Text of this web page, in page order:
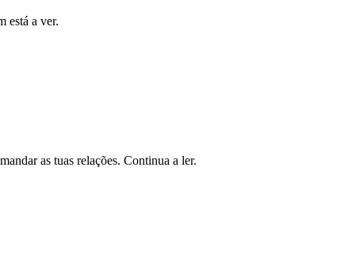
está a ver.
as tuas relações. Continua a ler.